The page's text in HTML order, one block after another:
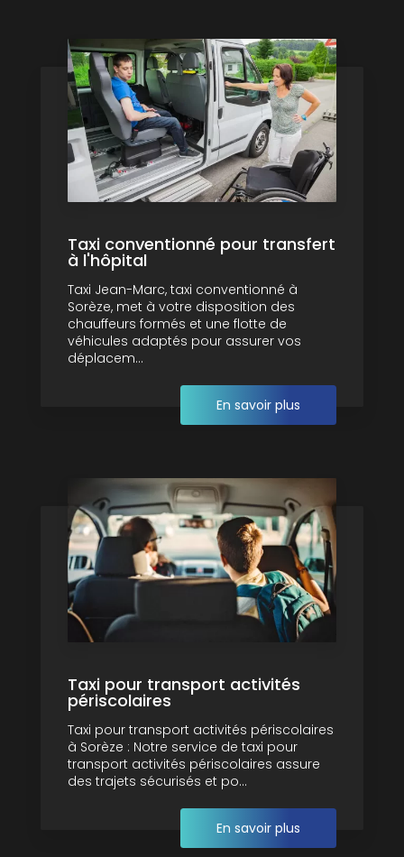
Taxi conventionné pour transfert
à l'hôpital
Taxi Jean-Marc, taxi conventionné à
Sorèze, met à votre disposition des
chauffeurs formés et une flotte de
véhicules adaptés pour assurer vos
déplacem...
En savoir plus
Taxi pour transport activités
périscolaires
Taxi pour transport activités périscolaires
à Sorèze : Notre service de taxi pour
transport activités périscolaires assure
des trajets sécurisés et po...
En savoir plus